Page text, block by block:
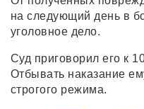
на следующий день в
уголовное дело.
Суд приговорил его к
Отбывать наказание
строгого режима.